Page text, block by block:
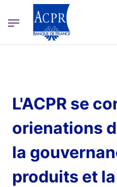
ACPR Menu Principal (English)
L'ACPR se
orienations
la
produits et la